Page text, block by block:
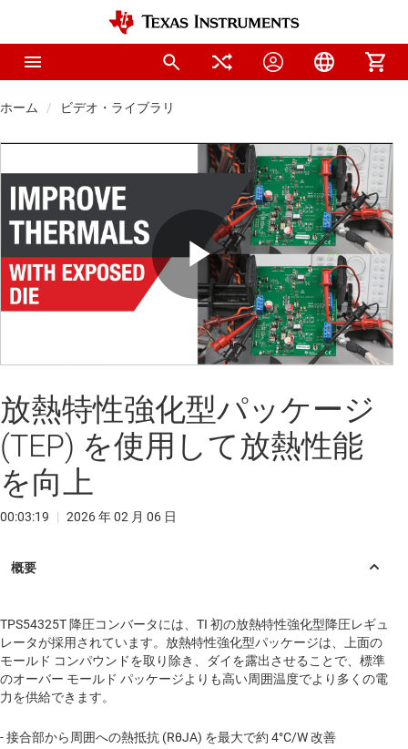
ホーム ビデオ・ライブラリ
Play
Video
放熱特性強化型パッケージ
(TEP) を使用して放熱性能
を向上
00:03:19 | 2026 年 02 月 06 日
TPS54325T 降圧コンバータには、TI 初の放熱特性強化型降圧レギュ
レータが採用されています。放熱特性強化型パッケージは、上面の
モールド コンパウンドを取り除き、ダイを露出させることで、標準
のオーバー モールド パッケージよりも高い周囲温度でより多くの電
力を供給できます。
- 接合部から周囲への熱抵抗 (RθJA) を最大で約 4°C/W 改善